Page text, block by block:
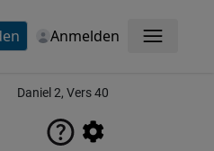
Anmelden Menü
Daniel 2, Vers 40